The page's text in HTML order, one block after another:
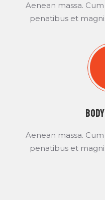
Aenean massa.
penatibus et
Aenean massa.
penatibus et